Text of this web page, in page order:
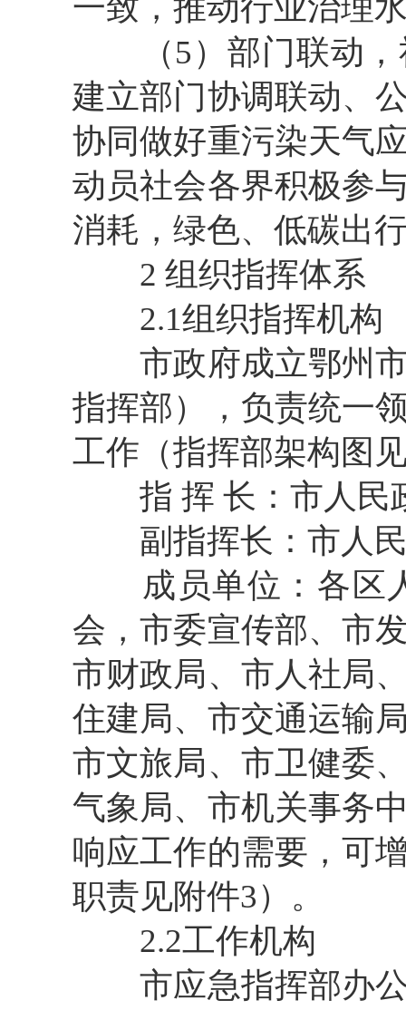
一致，推动行业治理
（5）部门联动，
建立部门协调联动、
协同做好重污染天气
动员社会各界积极参
消耗，绿色、低碳出
2 组织指挥体系
2.1组织指挥机构
市政府成立鄂州市
指挥部），负责统一
工作（指挥部架构图
指 挥 长：市人民
副指挥长：市人民
成员单位：各区人
会，市委宣传部、市
市财政局、市人社局
住建局、市交通运输
市文旅局、市卫健委
气象局、市机关事务
响应工作的需要，可
职责见附件3）。
2.2工作机构
市应急指挥部办公